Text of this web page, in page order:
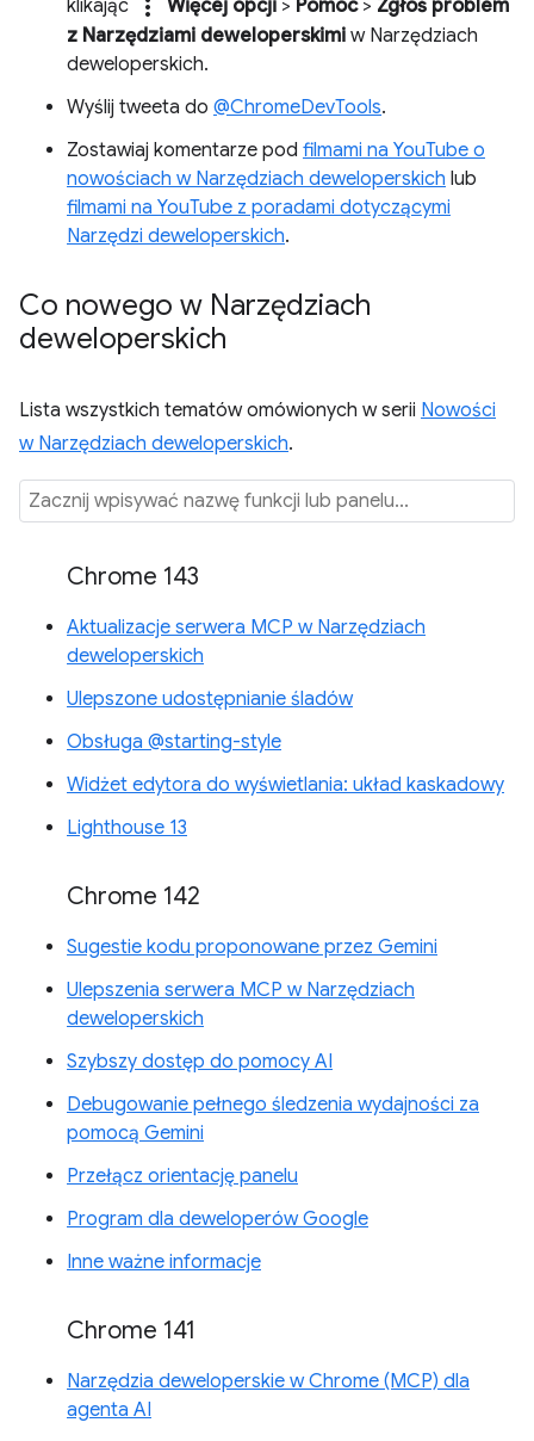
klikając
more_vert Więcej opcji > Pomoc> Zgłoś problem
z Narzędziami deweloperskimi w Narzędziach
deweloperskich.
Wyślij tweeta do @ChromeDevTools.
Zostawiaj komentarze pod filmami na YouTube o
nowościach w Narzędziach deweloperskich lub
filmami na YouTube z poradami dotyczącymi
Narzędzi deweloperskich.
Co nowego w Narzędziach
deweloperskich
Lista wszystkich tematów omówionych w serii Nowości
w Narzędziach deweloperskich.
Chrome 143
Aktualizacje serwera MCP w Narzędziach
deweloperskich
Ulepszone udostępnianie śladów
Obsługa @starting-style
Widżet edytora do wyświetlania: układ kaskadowy
Lighthouse 13
Chrome 142
Sugestie kodu proponowane przez Gemini
Ulepszenia serwera MCP w Narzędziach
deweloperskich
Szybszy dostęp do pomocy AI
Debugowanie pełnego śledzenia wydajności za
pomocą Gemini
Przełącz orientację panelu
Program dla deweloperów Google
Inne ważne informacje
Chrome 141
Narzędzia deweloperskie w Chrome (MCP) dla
agenta AI